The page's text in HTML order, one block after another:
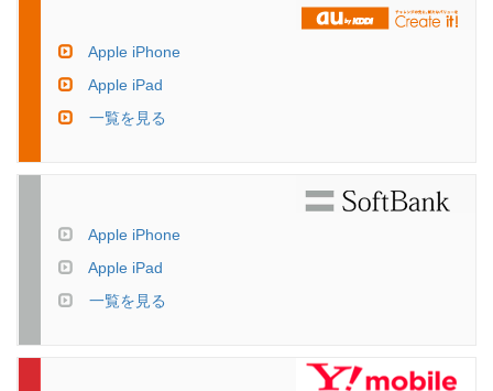
Apple iPhone
Apple iPad
一覧を見る
Apple iPhone
Apple iPad
一覧を見る